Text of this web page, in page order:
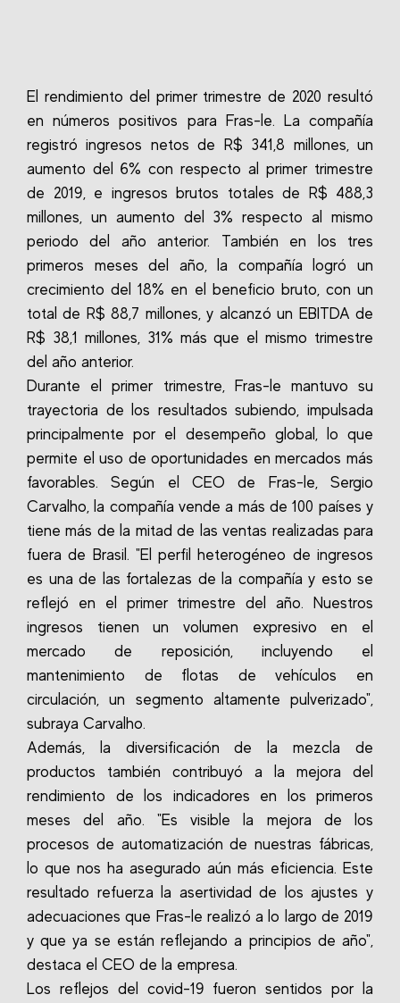
El rendimiento del primer trimestre de 2020 resultó
en números positivos para Fras-le. La compañía
registró ingresos netos de R$ 341,8 millones, un
aumento del 6% con respecto al primer trimestre
de 2019, e ingresos brutos totales de R$ 488,3
millones, un aumento del 3% respecto al mismo
periodo del año anterior. También en los tres
primeros meses del año, la compañía logró un
crecimiento del 18% en el beneficio bruto, con un
total de R$ 88,7 millones, y alcanzó un EBITDA de
R$ 38,1 millones, 31% más que el mismo trimestre
del año anterior.
Durante el primer trimestre, Fras-le mantuvo su
trayectoria de los resultados subiendo, impulsada
principalmente por el desempeño global, lo que
permite el uso de oportunidades en mercados más
favorables. Según el CEO de Fras-le, Sergio
Carvalho, la compañía vende a más de 100 países y
tiene más de la mitad de las ventas realizadas para
fuera de Brasil. "El perfil heterogéneo de ingresos
es una de las fortalezas de la compañía y esto se
reflejó en el primer trimestre del año. Nuestros
ingresos tienen un volumen expresivo en el
mercado de reposición, incluyendo el
mantenimiento de flotas de vehículos en
circulación, un segmento altamente pulverizado",
subraya Carvalho.
Además, la diversificación de la mezcla de
productos también contribuyó a la mejora del
rendimiento de los indicadores en los primeros
meses del año. "Es visible la mejora de los
procesos de automatización de nuestras fábricas,
lo que nos ha asegurado aún más eficiencia. Este
resultado refuerza la asertividad de los ajustes y
adecuaciones que Fras-le realizó a lo largo de 2019
y que ya se están reflejando a principios de año",
destaca el CEO de la empresa.
Los reflejos del covid-19 fueron sentidos por la